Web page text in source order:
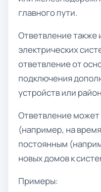
главного пути.
Ответвление также
электрических
ответвление от
подключения
устройств или
Ответвление
(например, на
постоянным
новых домов к
Примеры: